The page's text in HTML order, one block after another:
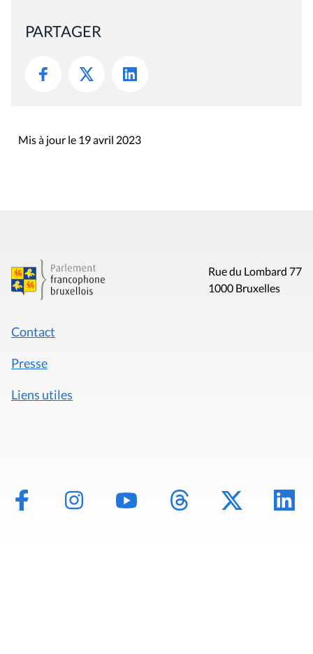
PARTAGER
Mis à jour le 19 avril 2023
Rue du Lombard 77
1000 Bruxelles
Contact
Presse
Liens utiles